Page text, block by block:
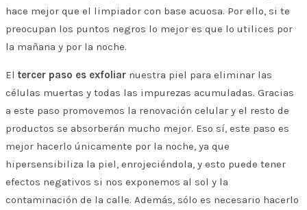
hace mejor que el limpiador con base acuosa. Por ello, si te
preocupan los puntos negros lo mejor es que lo utilices por
la mañana y por la noche.
El tercer paso es exfoliar nuestra piel para eliminar las
células muertas y todas las impurezas acumuladas. Gracias
a este paso promovemos la renovación celular y el resto de
productos se absorberán mucho mejor. Eso sí, este paso es
mejor hacerlo únicamente por la noche, ya que
hipersensibiliza la piel, enrojeciéndola, y esto puede tener
efectos negativos si nos exponemos al sol y la
contaminación de la calle. Además, sólo es necesario hacerlo